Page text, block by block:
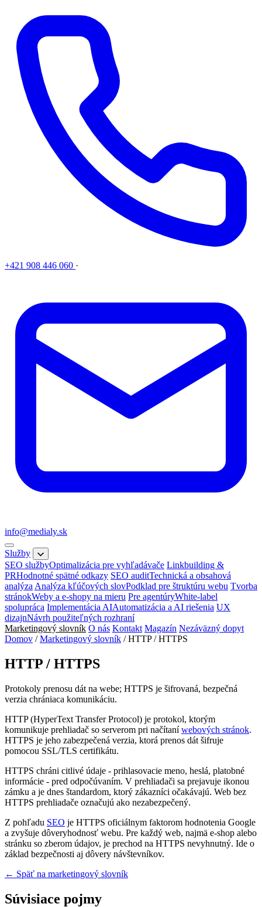
+421 908 446 060 ·
info@medialy.sk
Služby
SEO službyOptimalizácia pre vyhľadávače Linkbuilding &
PRHodnotné spätné odkazy SEO auditTechnická a obsahová
analýza Analýza kľúčových slovPodklad pre štruktúru webu Tvorba
stránokWeby a e-shopy na mieru Pre agentúryWhite-label
spolupráca Implementácia AIAutomatizácia a AI riešenia UX
dizajnNávrh použiteľných rozhraní
Marketingový slovník O nás Kontakt Magazín Nezáväzný dopyt
Domov / Marketingový slovník /HTTP / HTTPS
HTTP / HTTPS
Protokoly prenosu dát na webe; HTTPS je šifrovaná, bezpečná
verzia chrániaca komunikáciu.
HTTP (HyperText Transfer Protocol) je protokol, ktorým
komunikuje prehliadač so serverom pri načítaníwebových stránok.
HTTPS je jeho zabezpečená verzia, ktorá prenos dát šifruje
pomocou SSL/TLS certifikátu.
HTTPS chráni citlivé údaje - prihlasovacie meno, heslá, platobné
informácie - pred odpočúvaním. V prehliadači sa prejavuje ikonou
zámku a je dnes štandardom, ktorý zákazníci očakávajú. Web bez
HTTPS prehliadače označujú ako nezabezpečený.
Z pohľadu SEO je HTTPS oficiálnym faktorom hodnotenia Google
a zvyšuje dôveryhodnosť webu. Pre každý web, najmä e-shop alebo
stránku so zberom údajov, je prechod na HTTPS nevyhnutný. Ide o
základ bezpečnosti aj dôvery návštevníkov.
← Späť na marketingový slovník
Súvisiace pojmy